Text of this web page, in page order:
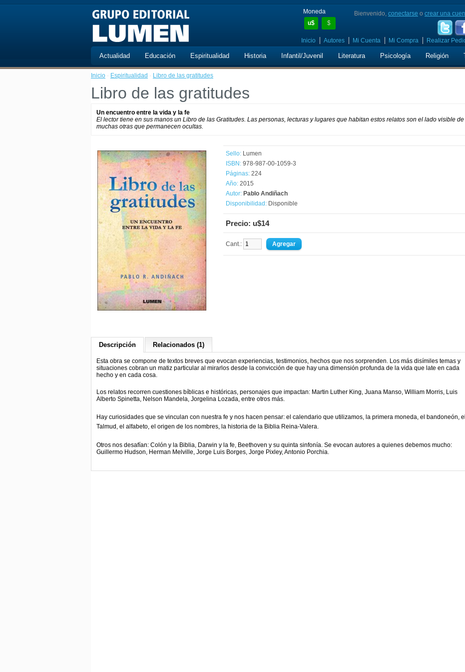
Moneda
u$
$
Bienvenido, conectarse o crear una
Inicio Autores Mi Cuenta Mi Compra Realizar
Actualidad Educación Espiritualidad Historia Infantil/Juvenil Literatura Psicología Religión
Inicio · Espiritualidad · Libro de las gratitudes
Libro de las gratitudes
Un encuentro entre la vida y la fe
El lector tiene en sus manos un Libro de las Gratitudes. Las personas, lecturas y lugares que habitan estos relatos son el lado visible de
muchas otras que permanecen ocultas.
Sello: Lumen
ISBN: 978-987-00-1059-3
Páginas: 224
Año: 2015
Autor: Pablo Andiñach
Disponibilidad: Disponible
Precio: u$14
Cant.:
Descripción Relacionados (1)
Esta obra se compone de textos breves que evocan experiencias, testimonios, hechos que nos sorprenden. Los más disímiles temas y
situaciones cobran un matiz particular al mirarlos desde la convicción de que hay una dimensión profunda de la vida que late en cada
hecho y en cada cosa.
Los relatos recorren cuestiones bíblicas e históricas, personajes que impactan: Martin Luther King, Juana Manso, William Morris, Luis
Alberto Spinetta, Nelson Mandela, Jorgelina Lozada, entre otros más.
Hay curiosidades que se vinculan con nuestra fe y nos hacen pensar: el calendario que utilizamos, la primera moneda, el bandoneón, el
Talmud, el alfabeto, el origen de los nombres, la historia de la Biblia Reina-Valera.
Otros nos desafían: Colón y la Biblia, Darwin y la fe, Beethoven y su quinta sinfonía. Se evocan autores a quienes debemos mucho:
Guillermo Hudson, Herman Melville, Jorge Luis Borges, Jorge Pixley, Antonio Porchia.